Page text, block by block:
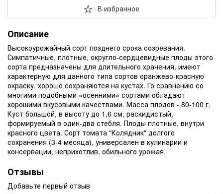
В избранное
Описание
Высокоурожайный сорт позднего срока созревания.
Симпатичные, плотные, округло-сердцевидные плоды этого
сорта предназначены для длительного хранения, имеют
характерную для данного типа сортов оранжево-красную
окраску, хорошо сохраняются на кустах. Го сравнению со
многими подобными «осенними» сортами обладают
хорошими вкусовыми качествами. Масса плодов - 80-100 г.
Куст большой, в высоту до 1,6 см, раскидистый,
формируемый в один-два стебля. Плоды плотные, внутри
красного цвета. Сорт томата "Колядник" долгого
сохранения (3-4 месяца), универсален в кулинарии и
консервации, неприхотлив, обильного урожая.
Отзывы
Добавьте первый отзыв